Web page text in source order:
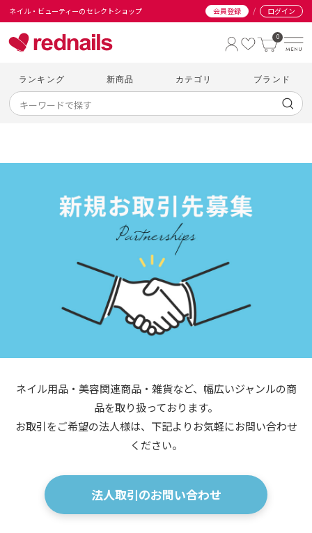
ネイル・ビューティーのセレクトショップ 会員登録 / ログイン
0
ランキング 新商品 カテゴリ ブランド
ネイル用品・美容関連商品・雑貨など、幅広いジャンルの商
品を取り扱っております。
お取引をご希望の法人様は、下記よりお気軽にお問い合わせ
ください。
法人取引のお問い合わせ